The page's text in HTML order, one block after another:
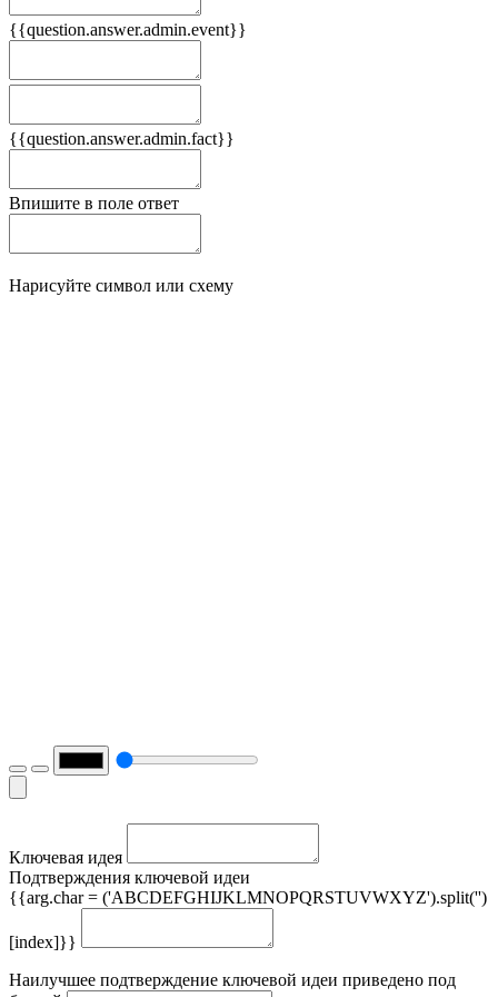
{{question.answer.admin.event}}
{{question.answer.admin.fact}}
Впишите в поле ответ
Нарисуйте символ или схему
Ключевая идея
Подтверждения ключевой идеи
{{arg.char = ('ABCDEFGHIJKLMNOPQRSTUVWXYZ').split('')
[index]}}
Наилучшее подтверждение ключевой идеи приведено под